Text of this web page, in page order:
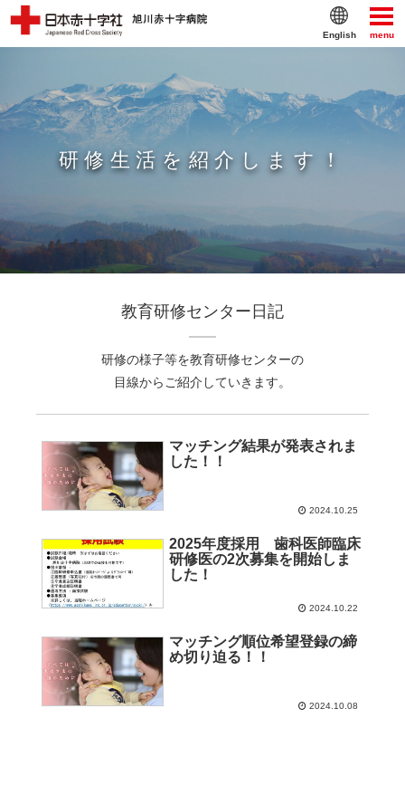
menu
English
研修生活を紹介します！
教育研修センター日記
研修の様子等を教育研修センターの
目線からご紹介していきます。
マッチング結果が発表されま
した！！
2024.10.25
2025年度採用 歯科医師臨床
研修医の2次募集を開始しま
した！
2024.10.22
マッチング順位希望登録の締
め切り迫る！！
2024.10.08